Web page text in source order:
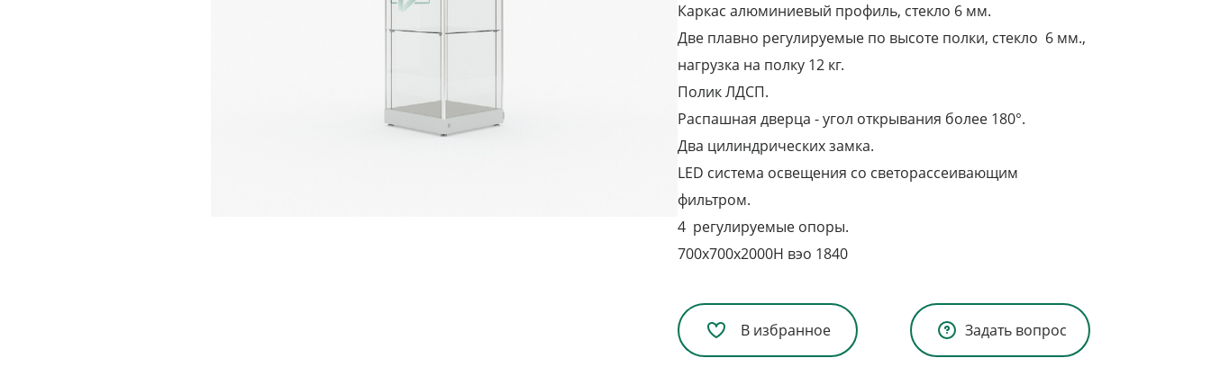
Каркас алюминиевый профиль, стекло 6 мм.
Две плавно регулируемые по высоте полки, стекло 6 мм.,
нагрузка на полку 12 кг.
Полик ЛДСП.
Распашная дверца - угол открывания более 180°.
Два цилиндрических замка.
LED система освещения со светорассеивающим
фильтром.
4 регулируемые опоры.
700х700х2000H вэо 1840
В избранное Задать вопрос